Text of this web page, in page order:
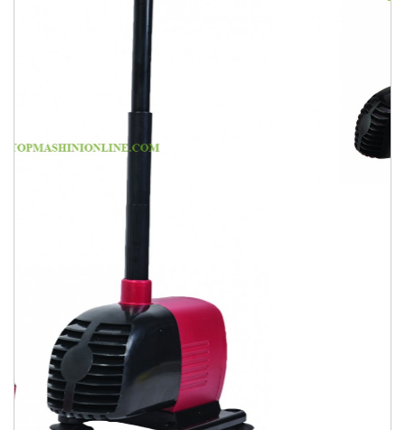
Марка: Raider
Модел: RD-WP35
Мощност: 50 W
Макс. дебит: 20 л/мин
Макс. височина: 1.6 м